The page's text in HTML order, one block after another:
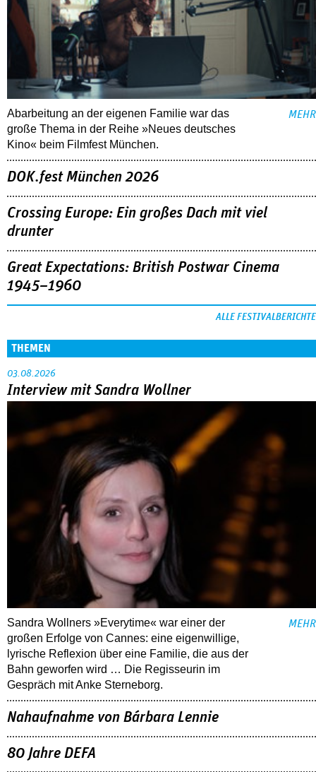
Abarbeitung an der eigenen Familie war das
große Thema in der Reihe »Neues deutsches
Kino« beim Filmfest München.
MEHR
DOK.fest München 2026
Crossing Europe: Ein großes Dach mit viel
drunter
Great Expectations: British Postwar Cinema
1945–1960
ALLE FESTIVALBERICHTE
THEMEN
03.08.2026
Interview mit Sandra Wollner
Sandra Wollners »Everytime« war einer der
großen Erfolge von Cannes: eine eigenwillige,
lyrische Reflexion über eine ­Familie, die aus der
Bahn geworfen wird … Die Regisseurin im
Gespräch mit Anke Sterneborg.
MEHR
Nahaufnahme von Bárbara Lennie
80 Jahre DEFA